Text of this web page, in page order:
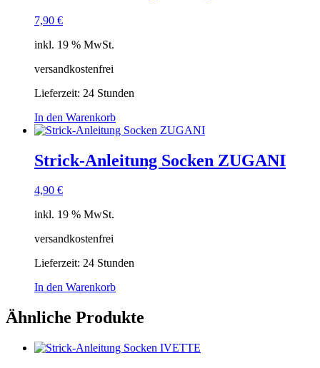
7,90 €
inkl. 19 % MwSt.
versandkostenfrei
Lieferzeit: 24 Stunden
In den Warenkorb
Strick-Anleitung Socken ZUGANI
4,90 €
inkl. 19 % MwSt.
versandkostenfrei
Lieferzeit: 24 Stunden
In den Warenkorb
Ähnliche Produkte